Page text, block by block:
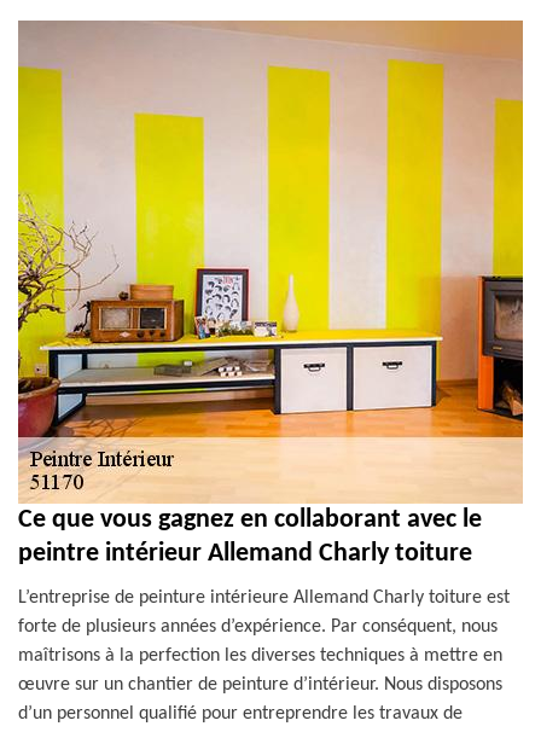
et PVC 51
Ce que vous gagnez en collaborant avec le
peintre intérieur Allemand Charly toiture
L’entreprise de peinture intérieure Allemand Charly toiture est
forte de plusieurs années d’expérience. Par conséquent, nous
maîtrisons à la perfection les diverses techniques à mettre en
œuvre sur un chantier de peinture d’intérieur. Nous disposons
d’un personnel qualifié pour entreprendre les travaux de